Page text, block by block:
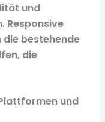
und
Responsive
die bestehende
die
und